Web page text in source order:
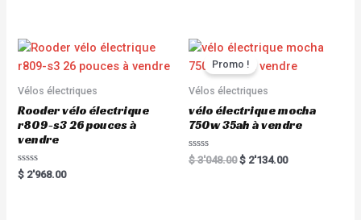
o
u
o
5
Vélos électriques
Rooder vélo électrique
r809-s3 26 pouces à
vendre
R
a
$ 2'968.00
Promo !
Vélos électriques
vélo électrique mocha
750w 35ah à vendre
R
a
$3'048.00 $ 2'134.00